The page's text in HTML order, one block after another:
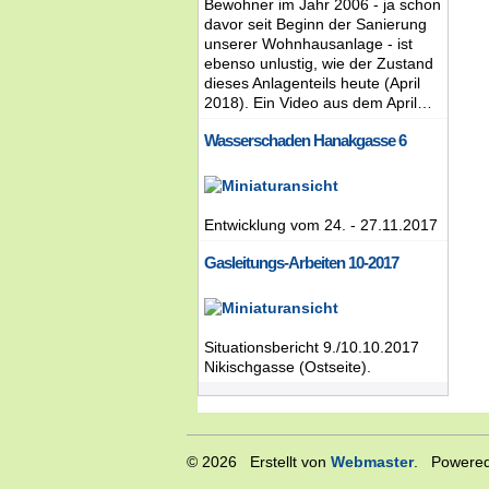
Bewohner im Jahr 2006 - ja schon
davor seit Beginn der Sanierung
unserer Wohnhausanlage - ist
ebenso unlustig, wie der Zustand
dieses Anlagenteils heute (April
2018). Ein Video aus dem April…
Wasserschaden Hanakgasse 6
Entwicklung vom 24. - 27.11.2017
Gasleitungs-Arbeiten 10-2017
Situationsbericht 9./10.10.2017
Nikischgasse (Ostseite).
© 2026 Erstellt von Webmaster.